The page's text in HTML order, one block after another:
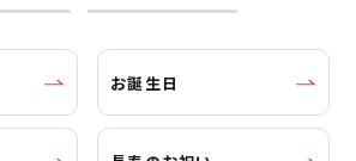
お誕生日